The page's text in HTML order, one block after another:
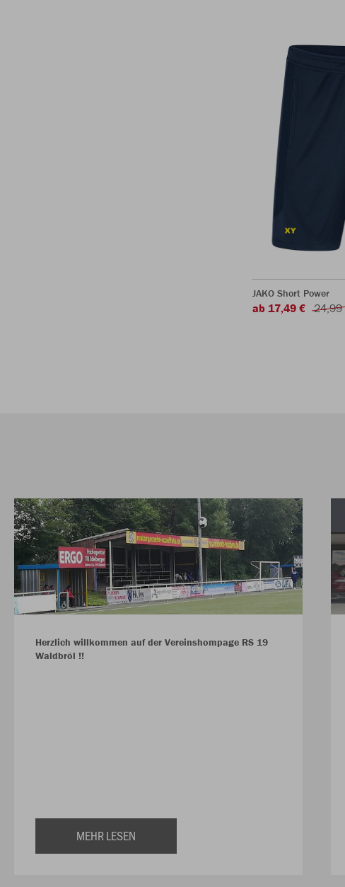
JAKO Short Power
ab 17,49 € 24,99
Herzlich willkommen auf der Vereinshompage RS 19
Waldbröl !!
MEHR LESEN